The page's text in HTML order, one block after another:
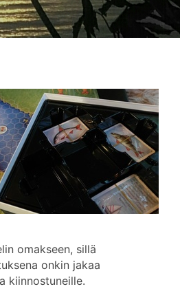
omakseen, sillä
onkin jakaa
kiinnostuneille.